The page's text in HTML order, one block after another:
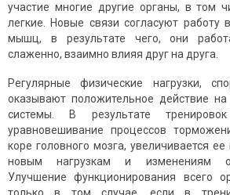
участие многие другие органы, в том
легкие. Новые связи согласуют работу
мышц, в результате чего, они
слаженно, взаимно влияя друг на друга.
Регулярные физические нагрузки,
оказывают положительное действие
системы. В результате тренировок
уравновешивание процессов
коре головного мозга, увеличивается
новым нагрузкам и изменениям
Улучшение функционирования всего